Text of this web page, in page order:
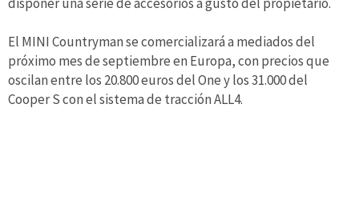
El MINI Countryman se comercializará a mediados del
próximo mes de septiembre en Europa, con precios que
oscilan entre los 20.800 euros del One y los 31.000 del
Cooper S con el sistema de tracción ALL4.